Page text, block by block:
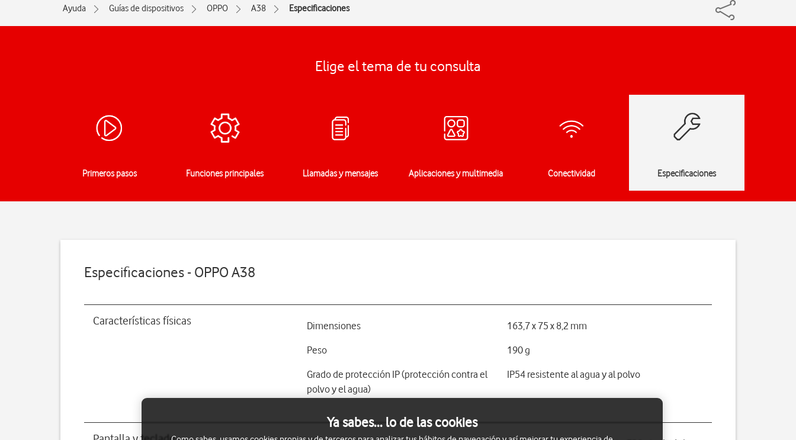
Ayuda Guías de dispositivos OPPO A38 Especificaciones
Elige el tema de tu consulta
Primeros pasos Funciones principales Llamadas y mensajes Aplicaciones y multimedia Conectividad Especificaciones
Especificaciones - OPPO A38
Características físicas Dimensiones 163,7 x 75 x 8,2 mm
Peso 190 g
Grado de protección IP (protección contra el
polvo y el agua)
IP54 resistente al agua y al polvo
Ya sabes... lo de las cookies